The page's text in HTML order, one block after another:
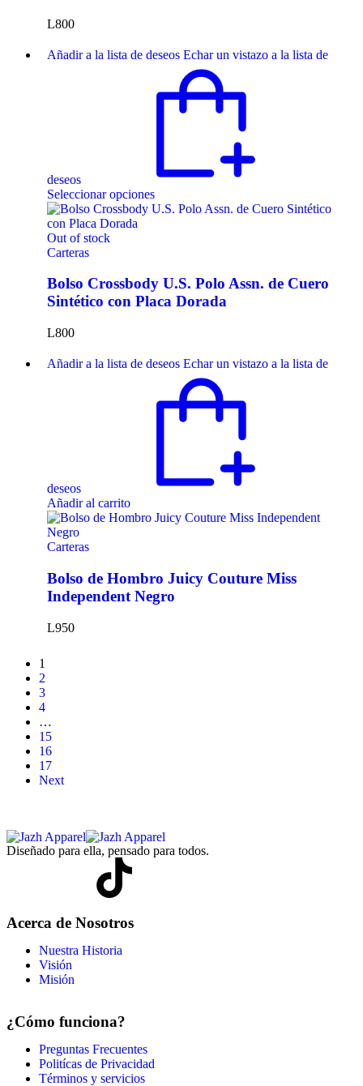
L800
Añadir a la lista de deseos Echar un vistazo a la lista de
deseos
Seleccionar opciones
Out of stock
Carteras
Bolso Crossbody U.S. Polo Assn. de Cuero
Sintético con Placa Dorada
L800
Añadir a la lista de deseos Echar un vistazo a la lista de
deseos
Añadir al carrito
Carteras
Bolso de Hombro Juicy Couture Miss
Independent Negro
L950
1
2
3
4
…
15
16
17
Next
Diseñado para ella, pensado para todos.
Acerca de Nosotros
Nuestra Historia
Visión
Misión
¿Cómo funciona?
Preguntas Frecuentes
Politícas de Privacidad
Términos y servicios